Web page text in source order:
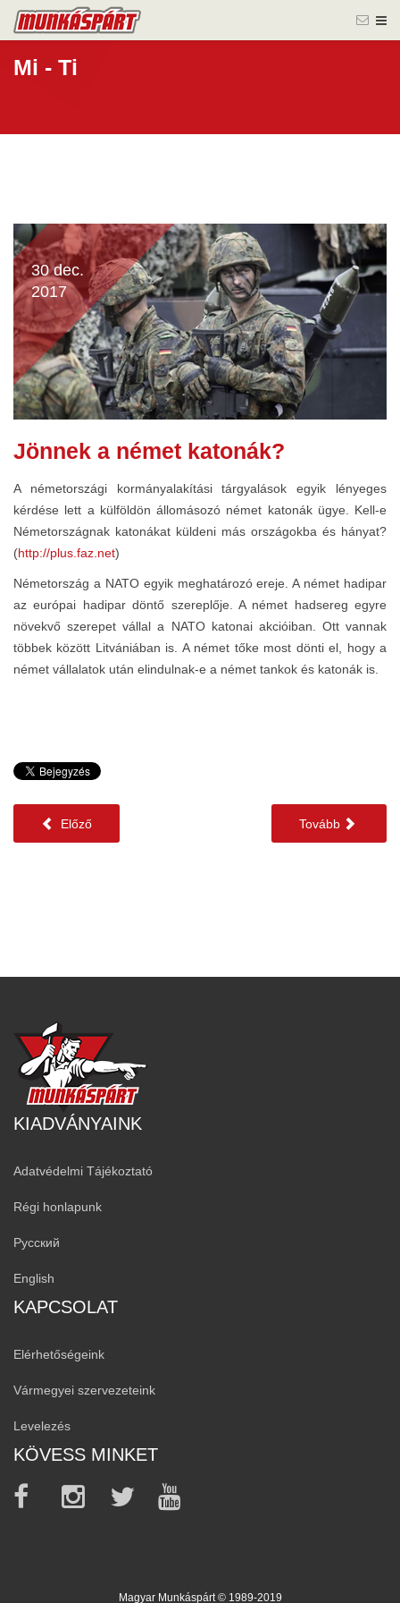
Mi - Ti
30 dec.
2017
Jönnek a német katonák?
A németországi kormányalakítási tárgyalások egyik lényeges
kérdése lett a külföldön állomásozó német katonák ügye. Kell-e
Németországnak katonákat küldeni más országokba és hányat?
(http://plus.faz.net)
Németország a NATO egyik meghatározó ereje. A német hadipar
az európai hadipar döntő szereplője. A német hadsereg egyre
növekvő szerepet vállal a NATO katonai akcióiban. Ott vannak
többek között Litvániában is. A német tőke most dönti el, hogy a
német vállalatok után elindulnak-e a német tankok és katonák is.
Előző Tovább
KIADVÁNYAINK
Adatvédelmi Tájékoztató
Régi honlapunk
Русский
English
KAPCSOLAT
Elérhetőségeink
Vármegyei szervezeteink
Levelezés
KÖVESS MINKET
Magyar Munkáspárt © 1989-2019